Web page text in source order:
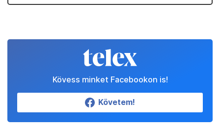
Kövess minket Facebookon is!
Követem!